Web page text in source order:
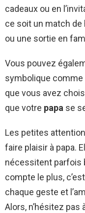
cadeaux ou en
ce soit un match de
ou une sortie en
Vous pouvez
symbolique comme
que vous avez
que votre papa se
Les petites
faire plaisir à papa.
nécessitent parfois
compte le plus,
chaque geste et
Alors, n’hésitez pas